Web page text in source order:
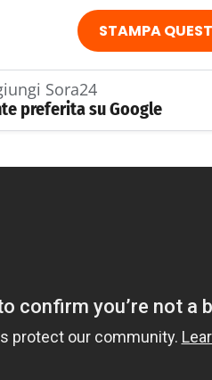
STAMPA
Sora24
preferita su Google